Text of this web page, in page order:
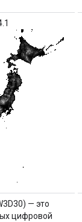
— это
цифровой